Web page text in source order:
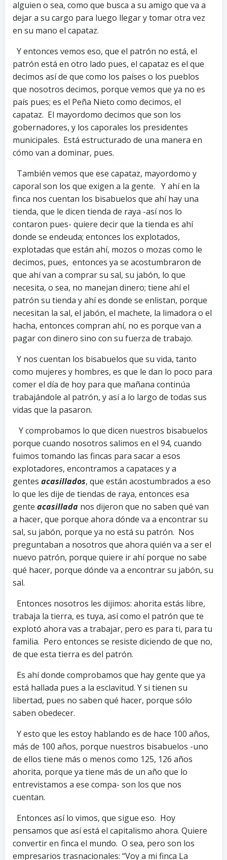
alguien o sea, como que busca a su amigo que va a
dejar a su cargo para luego llegar y tomar otra vez
en su mano el capataz.
Y entonces vemos eso, que el patrón no está, el
patrón está en otro lado pues, el capataz es el que
decimos así de que como los países o los pueblos
que nosotros decimos, porque vemos que ya no es
país pues; es el Peña Nieto como decimos, el
capataz. El mayordomo decimos que son los
gobernadores, y los caporales los presidentes
municipales. Está estructurado de una manera en
cómo van a dominar, pues.
También vemos que ese capataz, mayordomo y
caporal son los que exigen a la gente. Y ahí en la
finca nos cuentan los bisabuelos que ahí hay una
tienda, que le dicen tienda de raya -así nos lo
contaron pues- quiere decir que la tienda es ahí
donde se endeuda; entonces los explotados,
explotadas que están ahí, mozos o mozas como le
decimos, pues, entonces ya se acostumbraron de
que ahí van a comprar su sal, su jabón, lo que
necesita, o sea, no manejan dinero; tiene ahí el
patrón su tienda y ahí es donde se enlistan, porque
necesitan la sal, el jabón, el machete, la limadora o el
hacha, entonces compran ahí, no es porque van a
pagar con dinero sino con su fuerza de trabajo.
Y nos cuentan los bisabuelos que su vida, tanto
como mujeres y hombres, es que le dan lo poco para
comer el día de hoy para que mañana continúa
trabajándole al patrón, y así a lo largo de todas sus
vidas que la pasaron.
Y comprobamos lo que dicen nuestros bisabuelos
porque cuando nosotros salimos en el 94, cuando
fuimos tomando las fincas para sacar a esos
explotadores, encontramos a capataces y a
gentes acasillados, que están acostumbrados a eso
lo que les dije de tiendas de raya, entonces esa
gente acasillada nos dijeron que no saben qué van
a hacer, que porque ahora dónde va a encontrar su
sal, su jabón, porque ya no está su patrón. Nos
preguntaban a nosotros que ahora quién va a ser el
nuevo patrón, porque quiere ir ahí porque no sabe
qué hacer, porque dónde va a encontrar su jabón, su
sal.
Entonces nosotros les dijimos: ahorita estás libre,
trabaja la tierra, es tuya, así como el patrón que te
explotó ahora vas a trabajar, pero es para ti, para tu
familia. Pero entonces se resiste diciendo de que no,
de que esta tierra es del patrón.
Es ahí donde comprobamos que hay gente que ya
está hallada pues a la esclavitud. Y si tienen su
libertad, pues no saben qué hacer, porque sólo
saben obedecer.
Y esto que les estoy hablando es de hace 100 años,
más de 100 años, porque nuestros bisabuelos -uno
de ellos tiene más o menos como 125, 126 años
ahorita, porque ya tiene más de un año que lo
entrevistamos a ese compa- son los que nos
cuentan.
Entonces así lo vimos, que sigue eso. Hoy
pensamos que así está el capitalismo ahora. Quiere
convertir en finca el mundo. O sea, pero son los
empresarios trasnacionales: “Voy a mi finca La